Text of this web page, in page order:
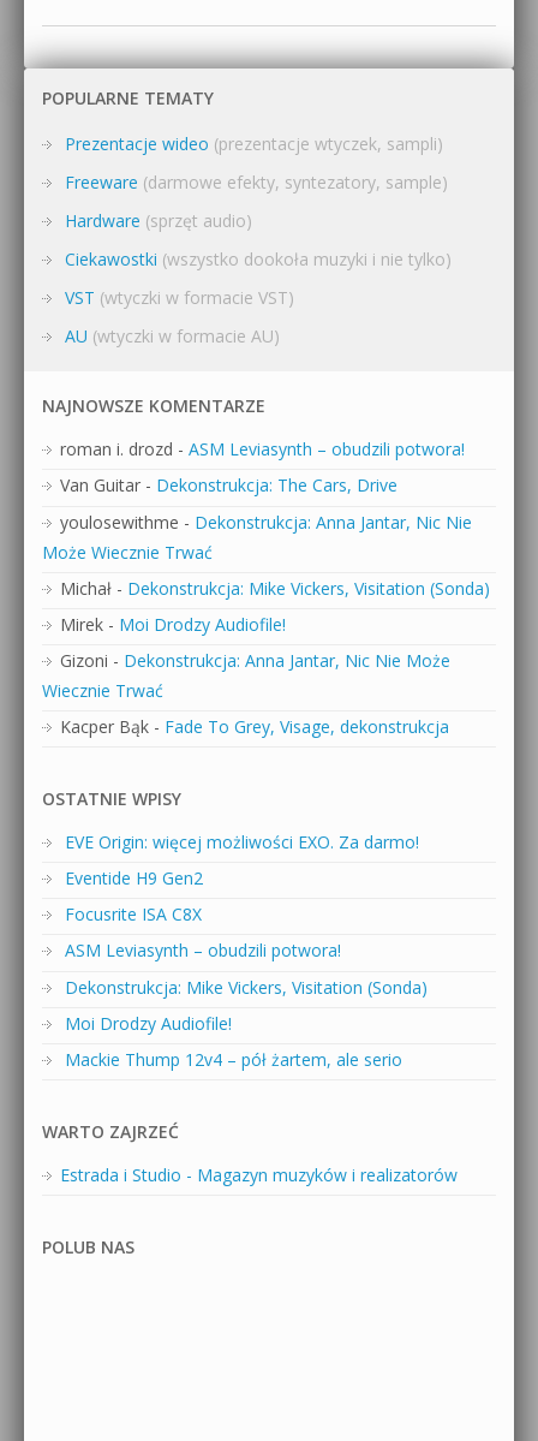
POPULARNE TEMATY
Prezentacje wideo (prezentacje wtyczek, sampli)
Freeware (darmowe efekty, syntezatory, sample)
Hardware (sprzęt audio)
Ciekawostki (wszystko dookoła muzyki i nie tylko)
VST (wtyczki w formacie VST)
AU (wtyczki w formacie AU)
NAJNOWSZE KOMENTARZE
roman i. drozd - ASM Leviasynth – obudzili potwora!
Van Guitar - Dekonstrukcja: The Cars, Drive
youlosewithme - Dekonstrukcja: Anna Jantar, Nic Nie
Może Wiecznie Trwać
Michał - Dekonstrukcja: Mike Vickers, Visitation (Sonda)
Mirek - Moi Drodzy Audiofile!
Gizoni - Dekonstrukcja: Anna Jantar, Nic Nie Może
Wiecznie Trwać
Kacper Bąk - Fade To Grey, Visage, dekonstrukcja
OSTATNIE WPISY
EVE Origin: więcej możliwości EXO. Za darmo!
Eventide H9 Gen2
Focusrite ISA C8X
ASM Leviasynth – obudzili potwora!
Dekonstrukcja: Mike Vickers, Visitation (Sonda)
Moi Drodzy Audiofile!
Mackie Thump 12v4 – pół żartem, ale serio
WARTO ZAJRZEĆ
Estrada i Studio - Magazyn muzyków i realizatorów
POLUB NAS